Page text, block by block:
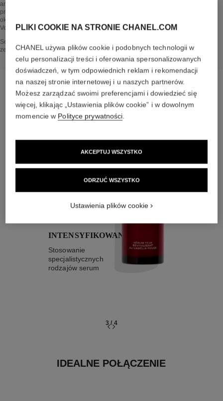
analizy: produkcja składników kosmetycznych i komponentów opakowania,
produkcja, dystrybucja, użytkowanie produktu (jeśli dotyczy produktu) i koniec
okresu użytkowania opakowania. Metodologia zweryfikowana przez Bureau
Veritas.
Powrót do tytułu↩
Sekcja WEWNĄTRZ PRODUKTU została opracowana na podstawie informacji
zebranych i zatwierdzonych w marzec 2024 roku.
rytuał pielęgnacyjny
03
INTENSYFIKOWANIE
Stosowanie
specjalistycznych
rodzajów serum
3/4
IDEALNE POŁĄCZENIE
PLIKI COOKIE NA STRONIE CHANEL.COM
CHANEL używa plików cookie i podobnych technologii w
celu personalizacji treści i oferowania spersonalizowanych
doświadczeń, w tym odpowiednich reklam i rekomendacji
na naszej stronie internetowej i u naszych partnerów.
Możesz zarządzać swoimi preferencjami i dowiedzieć się
więcej, klikając „Ustawienia plików cookie” i w dowolnym
momencie w Polityce prywatności.
ODRZUĆ WSZYSTKO
AKCEPTUJ WSZYSTKO
Ustawienia plików cookie